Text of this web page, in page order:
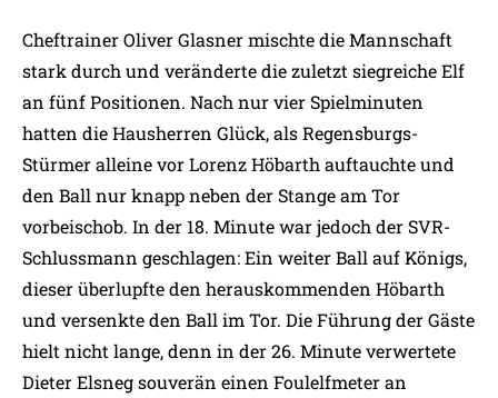
Cheftrainer Oliver Glasner mischte die Mannschaft
stark durch und veränderte die zuletzt siegreiche Elf
an fünf Positionen. Nach nur vier Spielminuten
hatten die Hausherren Glück, als Regensburgs-
Stürmer alleine vor Lorenz Höbarth auftauchte und
den Ball nur knapp neben der Stange am Tor
vorbeischob. In der 18. Minute war jedoch der SVR-
Schlussmann geschlagen: Ein weiter Ball auf Königs,
dieser überlupfte den herauskommenden Höbarth
und versenkte den Ball im Tor. Die Führung der Gäste
hielt nicht lange, denn in der 26. Minute verwertete
Dieter Elsneg souverän einen Foulelfmeter an